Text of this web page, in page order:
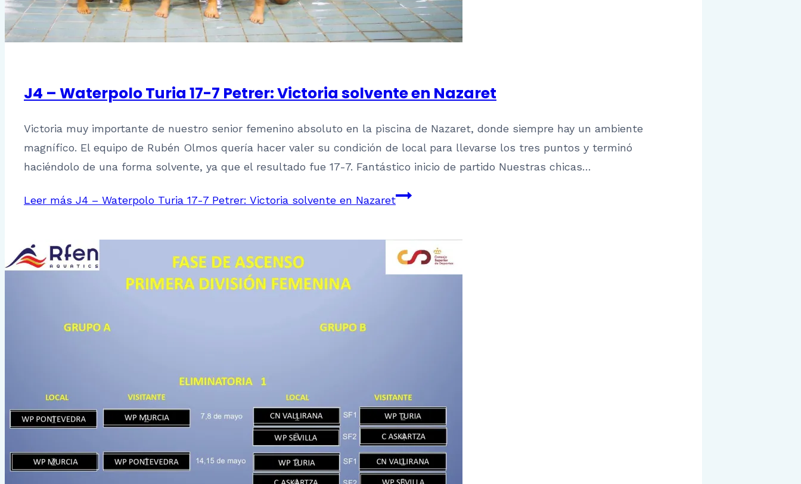
J4 – Waterpolo Turia 17-7 Petrer: Victoria solvente en Nazaret
Victoria muy importante de nuestro senior femenino absoluto en la piscina de Nazaret, donde siempre hay un ambiente
magnífico. El equipo de Rubén Olmos quería hacer valer su condición de local para llevarse los tres puntos y terminó
haciéndolo de una forma solvente, ya que el resultado fue 17-7. Fantástico inicio de partido Nuestras chicas…
Leer más J4 – Waterpolo Turia 17-7 Petrer: Victoria solvente en Nazaret